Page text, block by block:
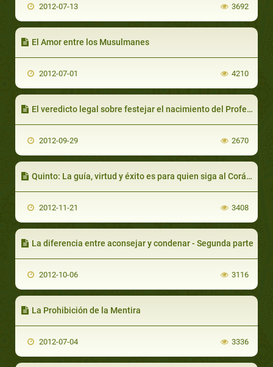
2012-07-13 3692
El Amor entre los Musulmanes
2012-07-01 4210
El veredicto legal sobre festejar el nacimiento del Profeta (saaws)-Parte 2
2012-09-29 2670
Quinto: La guía, virtud y éxito es para quien siga al Corán y la Sunnah aferrándose a ellos
2012-11-21 3408
La diferencia entre aconsejar y condenar - Segunda parte
2012-10-06 3116
La Prohibición de la Mentira
2012-07-04 3336